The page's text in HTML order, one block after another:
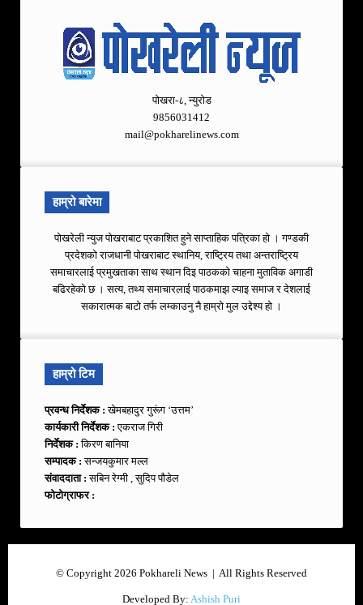
पोखरा-८, न्युरोड
9856031412
mail@pokharelinews.com
हाम्रो बारेमा
पोखरेली न्युज पोखराबाट प्रकाशित हुने साप्ताहिक पत्रिका हो । गण्डकी
प्रदेशको राजधानी पोखराबाट स्थानिय, राष्ट्रिय तथा अन्तराष्ट्रिय
समाचारलाई प्रमुखताका साथ स्थान दिइ पाठकको चाहना मुताविक अगाडी
बढिरहेको छ । सत्य, तथ्य समाचारलाई पाठकमाझ ल्याइ समाज र देशलाई
सकारात्मक बाटो तर्फ लम्काउनु नै हाम्रो मुल उद्देश्य हो ।
हाम्रो टिम
प्रवन्ध निर्देशक :खेमबहादुर गुरूंग ‘उत्तम’
कार्यकारी निर्देशक :एकराज गिरी
निर्देशक :किरण बानिया
सम्पादक :सन्जयकुमार मल्ल
संवाददाता :सबिन रेग्मी , सुदिप पौडेल
फोटोग्राफर :
© Copyright 2026 Pokhareli News | All Rights Reserved
Developed By: Ashish Puri